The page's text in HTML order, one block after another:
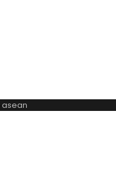
asean